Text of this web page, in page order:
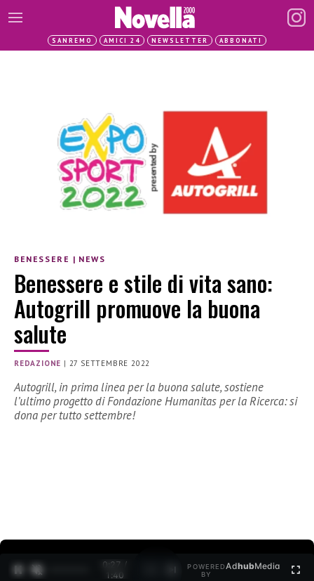
SANREMO AMICI 24 NEWSLETTER ABBONATI
BENESSERE | NEWS
Benessere e stile di vita sano:
Autogrill promuove la buona
salute
REDAZIONE | 27 SETTEMBRE 2022
Autogrill, in prima linea per la buona salute, sostiene
l’ultimo progetto di Fondazione Humanitas per la Ricerca: si
dona per tutto settembre!
0:28 /
1:40
POWERED
BY
AdhubMedia